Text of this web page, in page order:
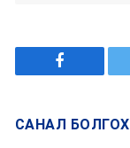
САНАЛ БОЛГОХ